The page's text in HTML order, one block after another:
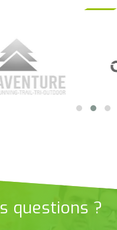
questions ?